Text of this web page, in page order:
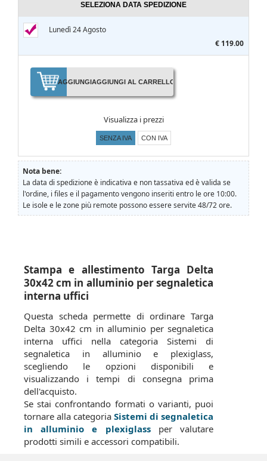
SELEZIONA DATA SPEDIZIONE
Lunedì 24 Agosto
€ 119.00
AGGIUNGIAGGIUNGI AL CARRELLO
Visualizza i prezzi
SENZA IVA CON IVA
Nota bene:
La data di spedizione è indicativa e non tassativa ed è valida se
l'ordine, i files e il pagamento vengono inseriti entro le ore 10:00.
Le isole e le zone più remote possono essere servite 48/72 ore.
Stampa e allestimento Targa Delta
30x42 cm in alluminio per segnaletica
interna uffici
Questa scheda permette di ordinare Targa
Delta 30x42 cm in alluminio per segnaletica
interna uffici nella categoria Sistemi di
segnaletica in alluminio e plexiglass,
scegliendo le opzioni disponibili e
visualizzando i tempi di consegna prima
dell'acquisto.
Se stai confrontando formati o varianti, puoi
tornare alla categoria Sistemi di segnaletica
in alluminio e plexiglassper valutare
prodotti simili e accessori compatibili.